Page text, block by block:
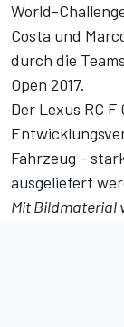
World-
Costa und
durch die
Open 2017.
Der Lexus RC
Fahrzeug -
ausgeliefert
Mit Bildmaterial